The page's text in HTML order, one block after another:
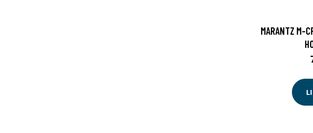
MARANTZ M-